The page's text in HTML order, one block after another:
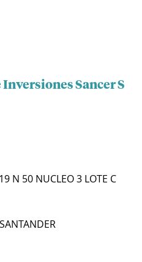
Sancer S
N 50 NUCLEO 3 LOTE C